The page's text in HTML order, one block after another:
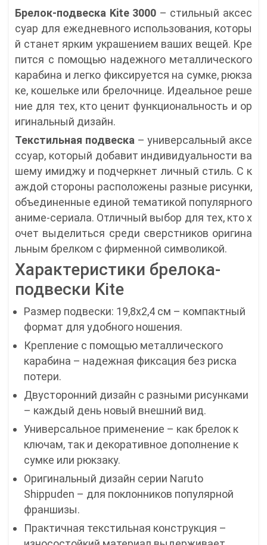
Брелок-подвеска Kite 3000 – стильный аксес
суар для ежедневного использования, которы
й станет ярким украшением ваших вещей. Кре
пится с помощью надежного металлического
карабина и легко фиксируется на сумке, рюкза
ке, кошельке или брелочнице. Идеальное реше
ние для тех, кто ценит функциональность и ор
игинальный дизайн.
Текстильная подвеска – универсальный аксе
ссуар, который добавит индивидуальности ва
шему имиджу и подчеркнет личный стиль. С к
аждой стороны расположены разные рисунки,
объединенные единой тематикой популярного
аниме-сериала. Отличный выбор для тех, кто х
очет выделиться среди сверстников оригина
льным брелком с фирменной символикой.
Характеристики брелока-
подвески Kite
Размер подвески: 19,8х2,4 см – компактный
формат для удобного ношения.
Крепление с помощью металлического
карабина – надежная фиксация без риска
потери.
Двусторонний дизайн с разными рисунками
– каждый день новый внешний вид.
Универсальное применение – как брелок к
ключам, так и декоративное дополнение к
сумке или рюкзаку.
Оригинальный дизайн серии Naruto
Shippuden – для поклонников популярной
франшизы.
Практичная текстильная конструкция –